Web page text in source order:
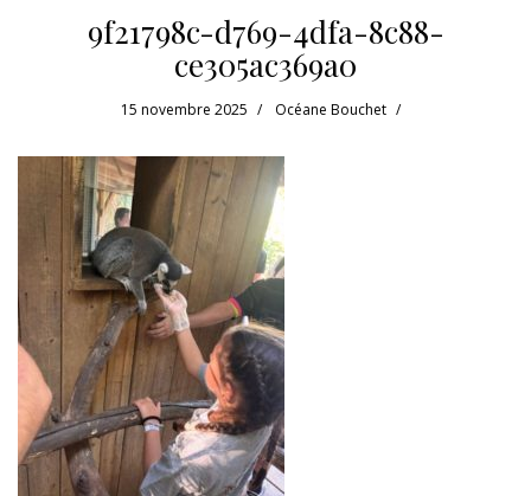
9f21798c-d769-4dfa-8c88-
ce305ac369a0
15 novembre 2025 Océane Bouchet